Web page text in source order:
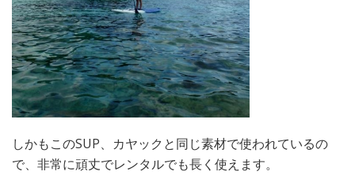
しかもこのSUP、カヤックと同じ素材で使われているの
で、非常に頑丈でレンタルでも長く使えます。